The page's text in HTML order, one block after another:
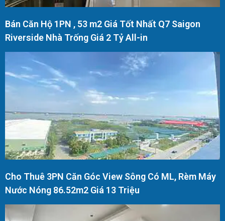
Bán Căn Hộ 1PN , 53 m2 Giá Tốt Nhất Q7 Saigon
Riverside Nhà Trống Giá 2 Tỷ All-in
Cho Thuê 3PN Căn Góc View Sông Có ML, Rèm Máy
Nước Nóng 86.52m2 Giá 13 Triệu